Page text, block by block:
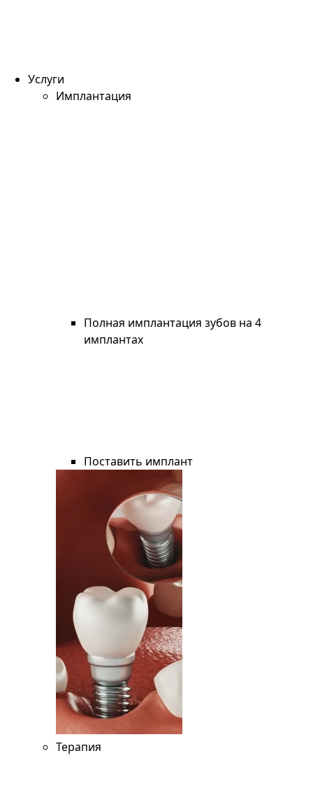
Услуги
Имплантация
Полная имплантация зубов на 4
имплантах
Поставить имплант
Терапия